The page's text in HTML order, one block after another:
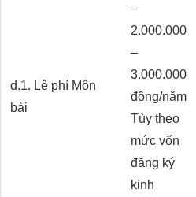
d.1. Lệ phí Môn
bài
–
2.000.000
–
3.000.000
đồng/năm
Tùy theo
mức vốn
đăng ký
kinh